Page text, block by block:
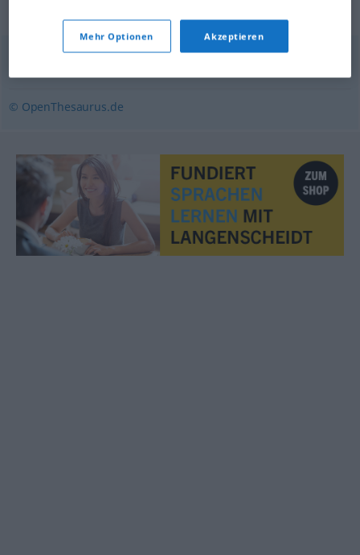
"Abstimmungsergebnis"
© OpenThesaurus.de
Mehr Optionen Akzeptieren